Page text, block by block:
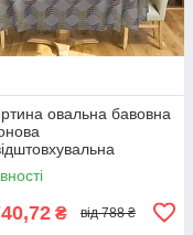
овальна бавовна
просочення
візерунок
₴ від 788 ₴